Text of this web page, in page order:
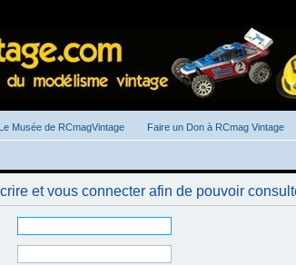
Le Musée de RCmagVintage Faire un Don à RCmag Vintage
et vous connecter afin de pouvoir